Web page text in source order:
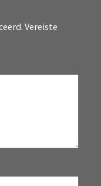
Vereiste